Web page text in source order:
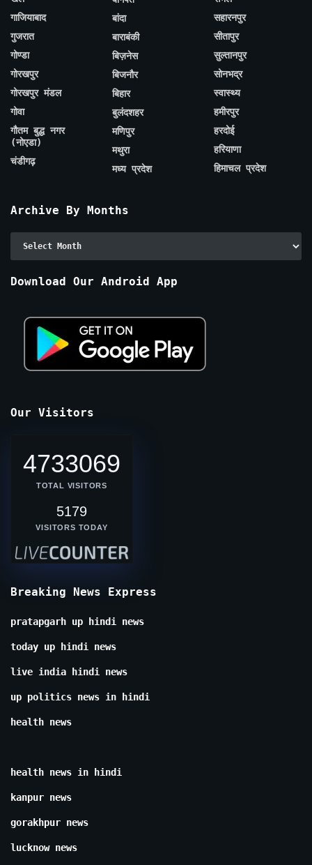
गाजियाबाद
गुजरात
गोण्डा
गोरखपुर
गोरखपुर मंडल
गोवा
गौतम बुद्ध नगर
(नोएडा)
चंडीगढ़
बांदा
बाराबंकी
बिज़नेस
बिजनौर
बिहार
बुलंदशहर
मणिपुर
मथुरा
मध्य प्रदेश
सहारनपुर
सीतापुर
सुल्तानपुर
सोनभद्र
स्वास्थ्य
हमीरपुर
हरदोई
हरियाणा
हिमाचल प्रदेश
Archive By Months
Download Our Android App
Our Visitors
4733069
TOTAL VISITORS
5179
VISITORS TODAY
Breaking News Express
pratapgarh up hindi news
today up hindi news
live india hindi news
up politics news in hindi
health news
health news in hindi
kanpur news
gorakhpur news
lucknow news